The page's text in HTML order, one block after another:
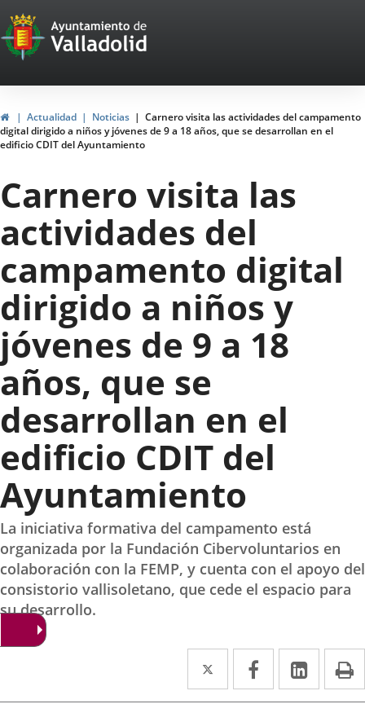
Portal
Web
del
Ayuntamiento
de
Valladolid
HomeActualidad Noticias
Carnero visita las actividades del campamento
digital dirigido a niños y jóvenes de 9 a 18 años, que se desarrollan en el
edificio CDIT del Ayuntamiento
Carnero visita las
actividades del
campamento digital
dirigido a niños y
jóvenes de 9 a 18
años, que se
desarrollan en el
edificio CDIT del
Ayuntamiento
La iniciativa formativa del campamento está
organizada por la Fundación Cibervoluntarios en
colaboración con la FEMP, y cuenta con el apoyo del
consistorio vallisoletano, que cede el espacio para
su desarrollo.
Twitter
Enlace
a
Facebook
Enlace
a
Enlace
a